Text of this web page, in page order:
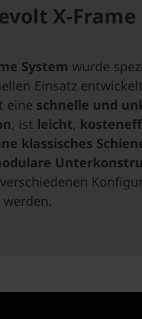
X-
System wurde
Einsatz
eine schnelle und
, ist leicht,
klassisches